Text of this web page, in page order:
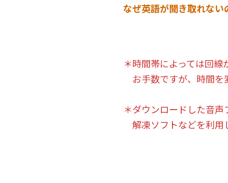
なぜ英語が聞き取れな
＊時間帯によっては回
お手数ですが、時間を
＊ダウンロードした音
解凍ソフトなどを利用